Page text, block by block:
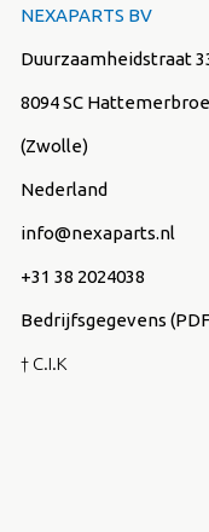
NEXAPARTS BV
Duurzaamheidstraat
8094 SC
(Zwolle)
Nederland
info@nexaparts.nl
+31 38 2024038
Bedrijfsgegevens
† C.I.K